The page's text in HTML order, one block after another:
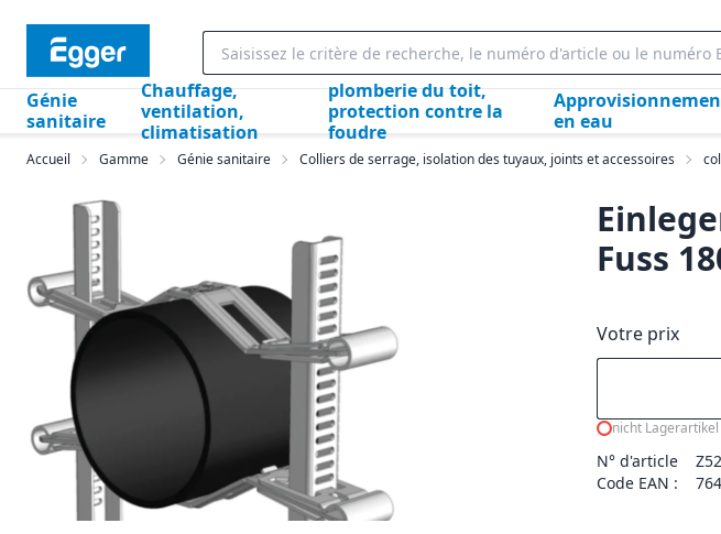
Génie
sanitaire
Chauffage,
ventilation,
climatisation
plomberie du toit,
protection contre la
foudre
en eau
Accueil Gamme Génie sanitaire Colliers de serrage, isolation des tuyaux, joints et accessoires
Fuss
Votre prix
nicht Lagerartikel
N° d'article
Code EAN :